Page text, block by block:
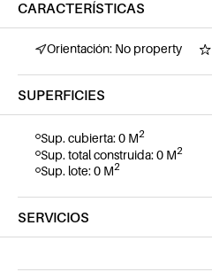
CARACTERÍSTICAS
Orientación: No property
SUPERFICIES
Sup. cubierta: 0 M2
Sup. total construida: 0 M2
Sup. lote: 0 M2
SERVICIOS